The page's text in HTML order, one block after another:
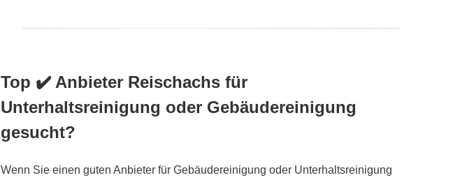
Top ✔️ Anbieter Reischachs für
Unterhaltsreinigung oder Gebäudereinigung
gesucht?
Wenn Sie einen guten Anbieter für Gebäudereinigung oder Unterhaltsreinigung